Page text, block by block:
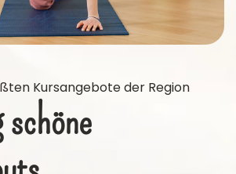
Kursangebote der Region